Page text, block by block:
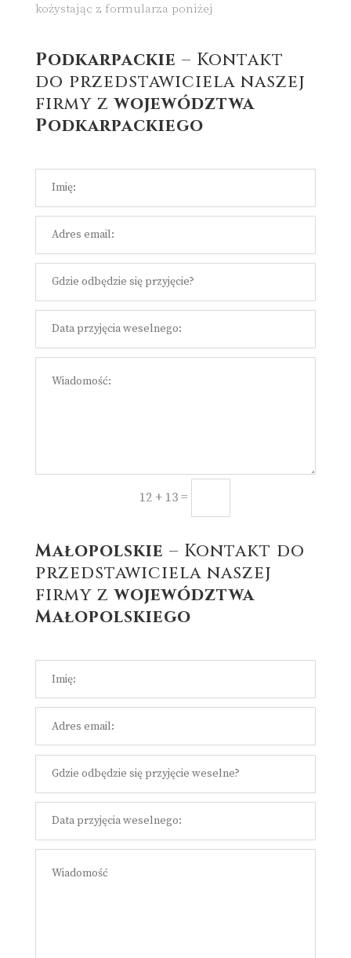
kożystając z formularza poniżej
Podkarpackie – Kontakt
do przedstawiciela naszej
firmy zwojewództwa
Podkarpackiego
12 + 13 =
Małopolskie – Kontakt do
przedstawiciela naszej
firmy zwojewództwa
Małopolskiego